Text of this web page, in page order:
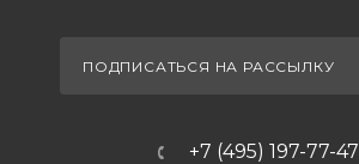
ПОДПИСАТЬСЯ НА РАССЫЛКУ
+7 (495) 197-77-47